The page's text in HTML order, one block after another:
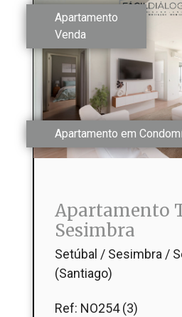
Apartamento
Venda
Apartamento em
Apartamento
Sesimbra
Setúbal / Sesimbra /
(Santiago)
Ref: NO254 (3)